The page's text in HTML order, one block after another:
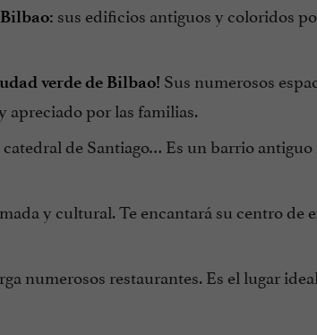
sus edificios antiguos y coloridos
verde de Bilbao! Sus numerosos
por las familias.
catedral de Santiago… Es un barrio
y cultural. Te encantará su centro de
numerosos restaurantes. Es el lugar